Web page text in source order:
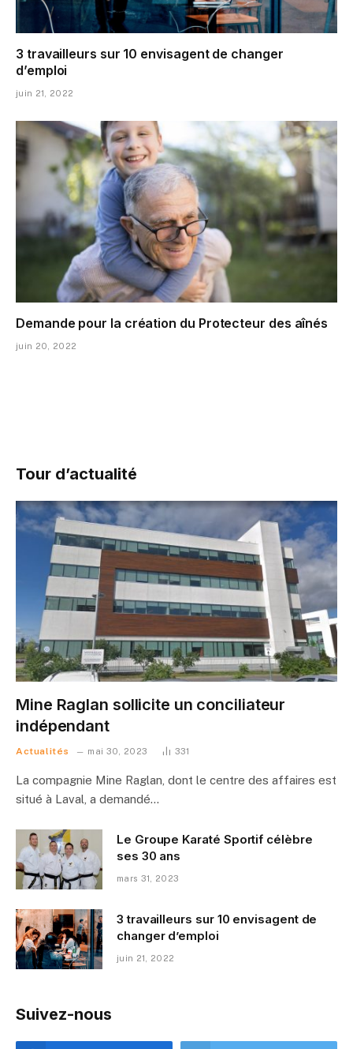
3 travailleurs sur 10 envisagent de changer
d’emploi
juin 21, 2022
Demande pour la création du Protecteur des aînés
juin 20, 2022
Tour d’actualité
Mine Raglan sollicite un conciliateur
indépendant
Actualités mai 30, 2023 331
La compagnie Mine Raglan, dont le centre des affaires est
situé à Laval, a demandé…
Le Groupe Karaté Sportif célèbre
ses 30 ans
mars 31, 2023
3 travailleurs sur 10 envisagent de
changer d’emploi
juin 21, 2022
Suivez-nous